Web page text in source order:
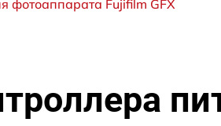
фотоаппарата Fujifilm GFX